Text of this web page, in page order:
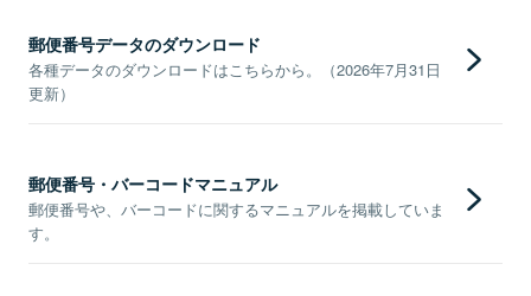
郵便番号データのダウンロード
各種データのダウンロードはこちらから。（2026年7月31日
更新）
郵便番号・バーコードマニュアル
郵便番号や、バーコードに関するマニュアルを掲載していま
す。